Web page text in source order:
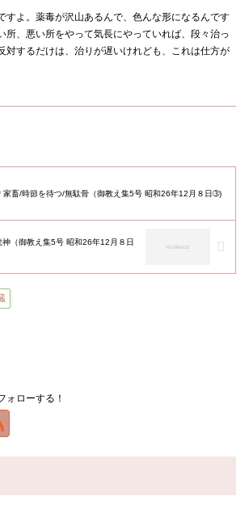
すよ。薬毒が沢山あるんで、色んな形になるんです
所、悪い所をやって気長にやっていれば、段々治っ
対するだけは、治りが遅いけれども、これは仕方が
家畜/時節を待つ/無駄骨（御教え集5号 昭和26年12月８日➂)
神（御教え集5号 昭和26年12月８日
ォローする！